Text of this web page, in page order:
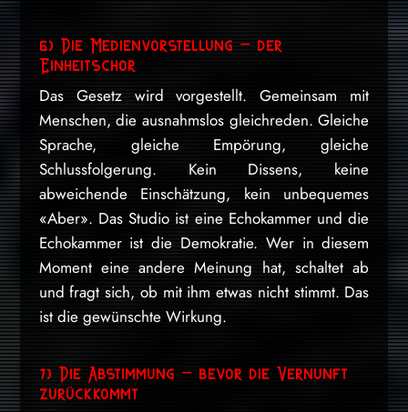
6) Die Medienvorstellung – der
Einheitschor
Das Gesetz wird vorgestellt. Gemeinsam mit
Menschen, die ausnahmslos gleichreden. Gleiche
Sprache, gleiche Empörung, gleiche
Schlussfolgerung. Kein Dissens, keine
abweichende Einschätzung, kein unbequemes
«Aber». Das Studio ist eine Echokammer und die
Echokammer ist die Demokratie. Wer in diesem
Moment eine andere Meinung hat, schaltet ab
und fragt sich, ob mit ihm etwas nicht stimmt. Das
ist die gewünschte Wirkung.
7) Die Abstimmung – bevor die Vernunft
zurückkommt